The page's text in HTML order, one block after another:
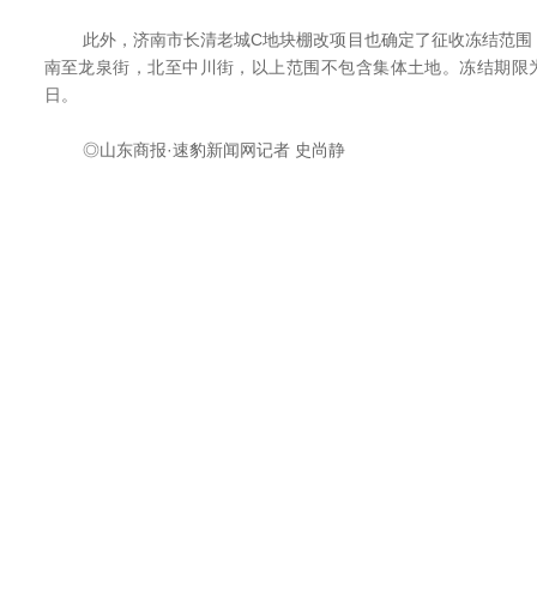
此外，济南市长清老城C地块棚改项目也确定了征收冻结范围
南至龙泉街，北至中川街，以上范围不包含集体土地。冻结期
日。
◎山东商报·速豹新闻网记者 史尚静